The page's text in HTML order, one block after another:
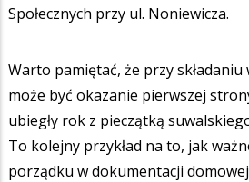
Społecznych przy ul. Noniewicza.
Warto pamiętać, że przy
może być okazanie pierwszej
ubiegły rok z pieczątką
To kolejny przykład na to, jak
porządku w dokumentacji